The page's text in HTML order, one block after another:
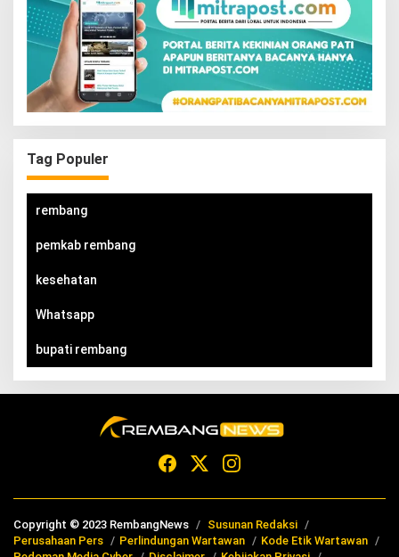
Tag Populer
rembang
pemkab rembang
kesehatan
Whatsapp
bupati rembang
Copyright © 2023 RembangNews
Susunan Redaksi
Perusahaan Pers
Perlindungan Wartawan
Kode Etik Wartawan